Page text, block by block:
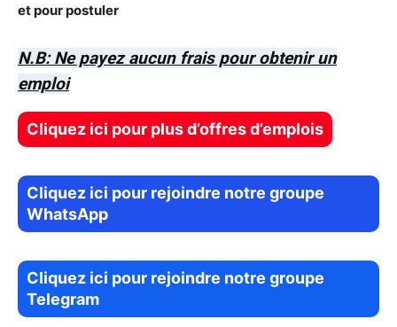
et pour postuler
N.B: Ne payez aucun frais pour obtenir un
emploi
Cliquez ici pour plus d’offres d’emplois
Cliquez ici pour rejoindre notre groupe
WhatsApp
Cliquez ici pour rejoindre notre groupe
Telegram